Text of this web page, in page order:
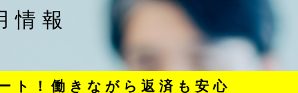
情報
ト！働きながら返済も安心